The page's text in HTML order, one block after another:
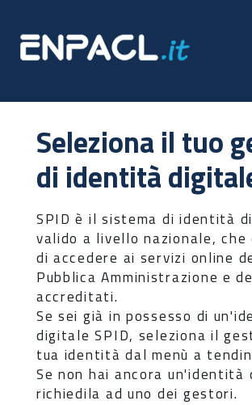
Seleziona il tuo
di identità
SPID è il sistema di identità
valido a livello nazionale, che
di accedere ai servizi online
Pubblica Amministrazione e
accreditati.
Se sei già in possesso di
digitale SPID, seleziona il
tua identità dal menù a
Se non hai ancora un'identità
richiedila ad uno dei gestori.